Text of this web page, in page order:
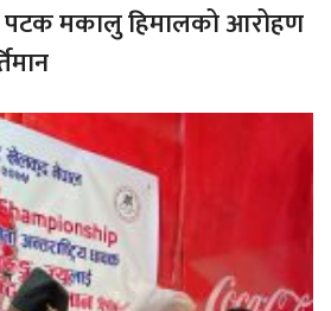
पटक मकालु हिमालको आरोहण